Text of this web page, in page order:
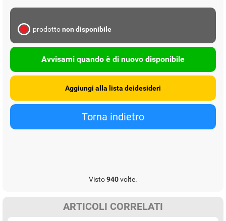
prodottonon disponibile
Avvisami quando è di nuovo disponibile
Visto940volte.
ARTICOLI CORRELATI